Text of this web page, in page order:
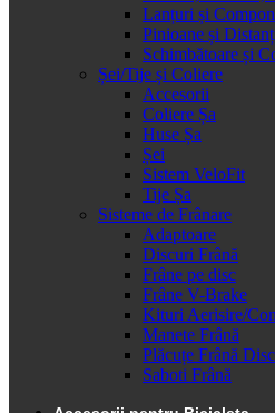
Lanțuri și
Pinioane și
Schimbătoare și
Șei/Tije și Coliere
Accesorii
Coliere Șa
Huse Șa
Șei
Sistem VeloFit
Tije Șa
Sisteme de Frânare
Adaptoare
Discuri Frână
Frâne pe disc
Frâne V-Brake
Kituri Aerisire/
Manete Frână
Plăcuțe Frână Disc
Saboti Frână